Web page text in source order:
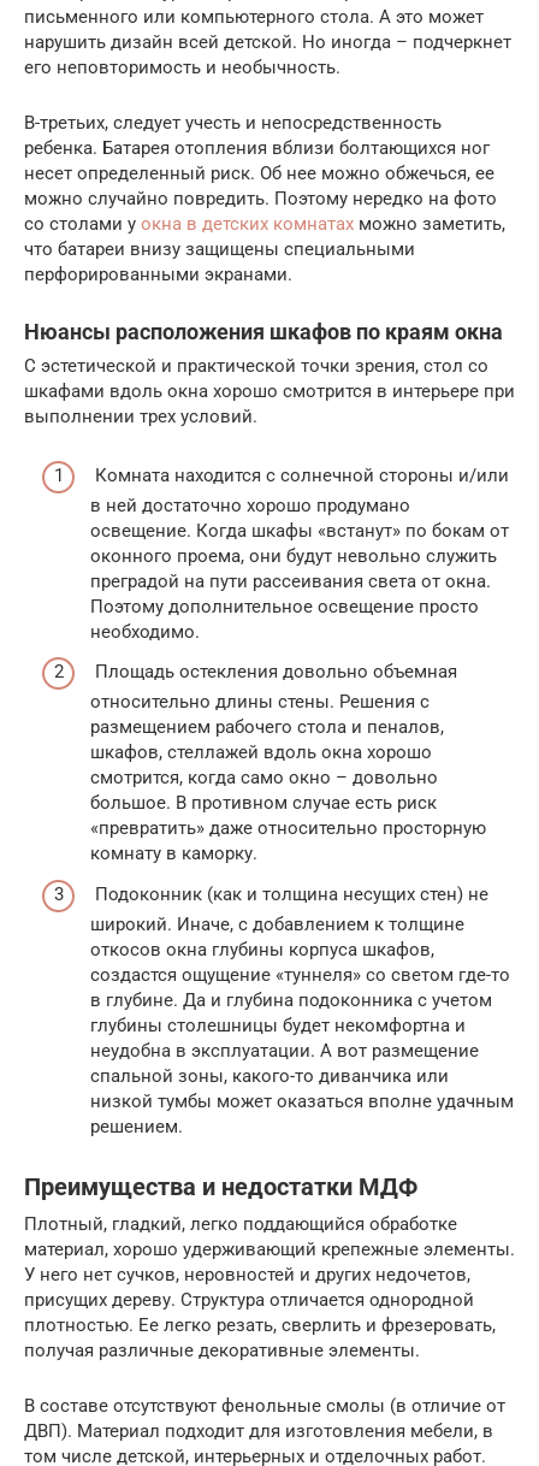
письменного или компьютерного стола. А это может
нарушить дизайн всей детской. Но иногда – подчеркнет
его неповторимость и необычность.
В-третьих, следует учесть и непосредственность
ребенка. Батарея отопления вблизи болтающихся ног
несет определенный риск. Об нее можно обжечься, ее
можно случайно повредить. Поэтому нередко на фото
со столами у окна в детских комнатах можно заметить,
что батареи внизу защищены специальными
перфорированными экранами.
Нюансы расположения шкафов по краям окна
С эстетической и практической точки зрения, стол со
шкафами вдоль окна хорошо смотрится в интерьере при
выполнении трех условий.
Комната находится с солнечной стороны и/или
в ней достаточно хорошо продумано
освещение. Когда шкафы «встанут» по бокам от
оконного проема, они будут невольно служить
преградой на пути рассеивания света от окна.
Поэтому дополнительное освещение просто
необходимо.
Площадь остекления довольно объемная
относительно длины стены. Решения с
размещением рабочего стола и пеналов,
шкафов, стеллажей вдоль окна хорошо
смотрится, когда само окно – довольно
большое. В противном случае есть риск
«превратить» даже относительно просторную
комнату в каморку.
Подоконник (как и толщина несущих стен) не
широкий. Иначе, с добавлением к толщине
откосов окна глубины корпуса шкафов,
создастся ощущение «туннеля» со светом где-то
в глубине. Да и глубина подоконника с учетом
глубины столешницы будет некомфортна и
неудобна в эксплуатации. А вот размещение
спальной зоны, какого-то диванчика или
низкой тумбы может оказаться вполне удачным
решением.
Преимущества и недостатки МДФ
Плотный, гладкий, легко поддающийся обработке
материал, хорошо удерживающий крепежные элементы.
У него нет сучков, неровностей и других недочетов,
присущих дереву. Структура отличается однородной
плотностью. Ее легко резать, сверлить и фрезеровать,
получая различные декоративные элементы.
В составе отсутствуют фенольные смолы (в отличие от
ДВП). Материал подходит для изготовления мебели, в
том числе детской, интерьерных и отделочных работ.